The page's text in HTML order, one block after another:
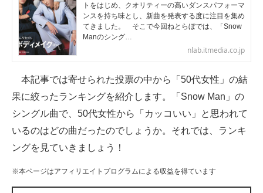
AI活用のいまが分かる
企業ITのトレンドを詳説
マーケ×ITの今がよく分かる
ITエンジニア向け専門サイト
企業向けIT製品の総合サイト
製造業のIT導入・活用を支援
トをはじめ、クオリティーの高いダンスパフォーマ
ンスを持ち味とし、新曲を発表する度に注目を集め
てきました。 そこで今回ねとらぼでは、「Snow
Manのシング…
nlab.itmedia.co.jp
本記事では寄せられた投票の中から「50代女性」の結
果に絞ったランキングを紹介します。「Snow Man」の
シングル曲で、50代女性から「カッコいい」と思われて
いるのはどの曲だったのでしょうか。それでは、ランキ
ングを見ていきましょう！
※本ページはアフィリエイトプログラムによる収益を得ています